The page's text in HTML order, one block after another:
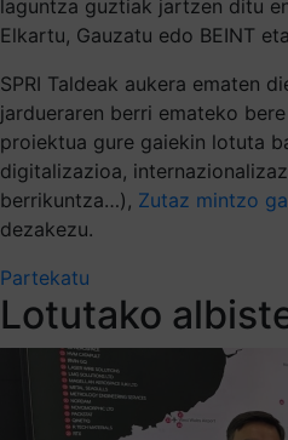
laguntza guztiak jartzen ditu
Elkartu, Gauzatu edo BEINT
SPRI Taldeak aukera ematen
jardueraren berri emateko
proiektua gure gaiekin lotuta
digitalizazioa,
berrikuntza…), Zutaz mintzo
dezakezu.
Partekatu
Lotutako